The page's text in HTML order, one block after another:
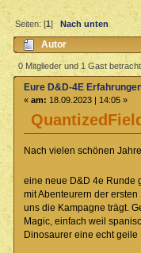
Seiten: [1] Nach unten
Autor
Weisheiten (Gelesen 1673
0 Mitglieder und 1 Gast
Eure D&D-4E
« am: 18.09.2023 | 14:05 »
Nach vielen schönen
eine neue D&D 4e Runde
mit Abenteurern der
uns die Kampagne trägt.
Magic, einfach weil
Dinosaurer eine echt